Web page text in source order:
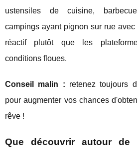
ustensiles de cuisine,
campings ayant pignon sur rue
réactif plutôt que les
conditions floues.
Conseil malin : retenez toujours
pour augmenter vos chances
rêve !
Que découvrir autour de